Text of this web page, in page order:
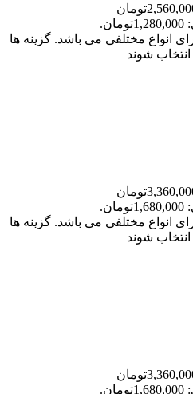
قیمت اصلی: 2,560,000تومان
انواع مختلفی می باشد. گزینه ها
شوند
قیمت اصلی: 3,360,000تومان
انواع مختلفی می باشد. گزینه ها
شوند
قیمت اصلی: 3,360,000تومان